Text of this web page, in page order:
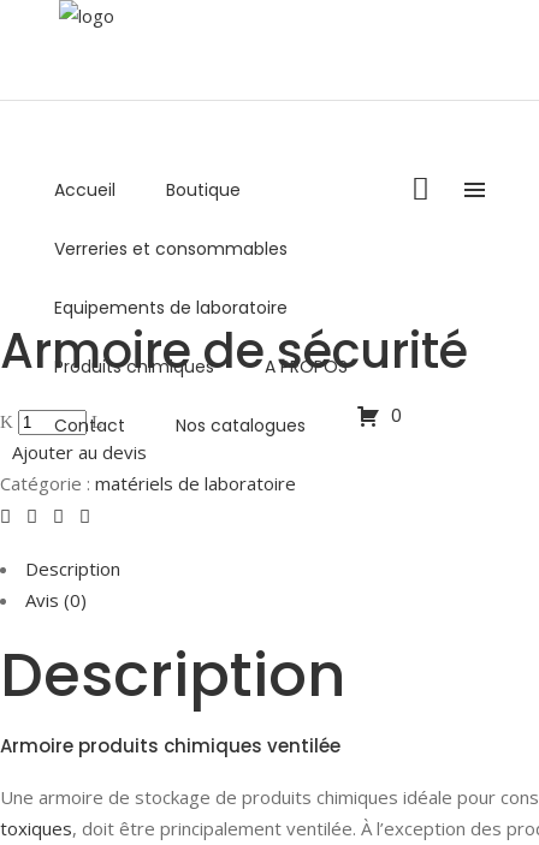
Lundi - Vendredi : 8:00AM - 5:00PM
Accueil Boutique
Verreries et consommables
Equipements de laboratoire
Produits chimiques A PROPOS
Contact Nos catalogues 0
Armoire de sécurité
Ajouter au devis
Catégorie : matériels de laboratoire
Description
Avis (0)
Description
Armoire produits chimiques ventilée
Une armoire de stockage de produits chimiques idéale pour
toxiques, doit être principalement ventilée. À l’exception des